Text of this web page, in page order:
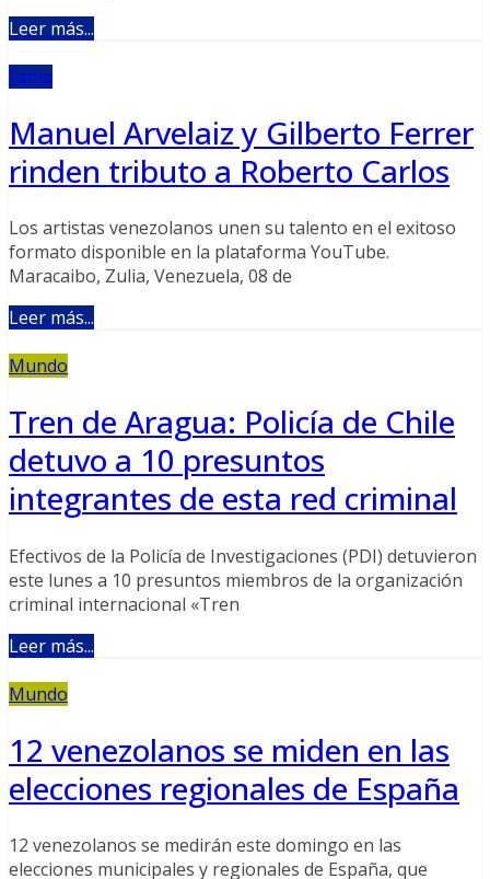
Leer más...
Fama
Manuel Arvelaiz y Gilberto Ferrer
rinden tributo a Roberto Carlos
Los artistas venezolanos unen su talento en el exitoso
formato disponible en la plataforma YouTube.
Maracaibo, Zulia, Venezuela, 08 de
Leer más...
Mundo
Tren de Aragua: Policía de Chile
detuvo a 10 presuntos
integrantes de esta red criminal
Efectivos de la Policía de Investigaciones (PDI) detuvieron
este lunes a 10 presuntos miembros de la organización
criminal internacional «Tren
Leer más...
Mundo
12 venezolanos se miden en las
elecciones regionales de España
12 venezolanos se medirán este domingo en las
elecciones municipales y regionales de España, que